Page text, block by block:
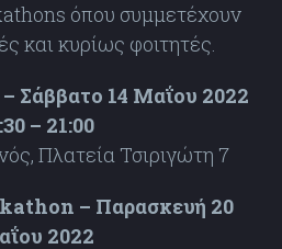
όπου συμμετέχουν
και κυρίως φοιτητές.
14 Μαΐου 2022
– 21:00
Πλατεία Τσιριγώτη 7
– Παρασκευή 20
2022